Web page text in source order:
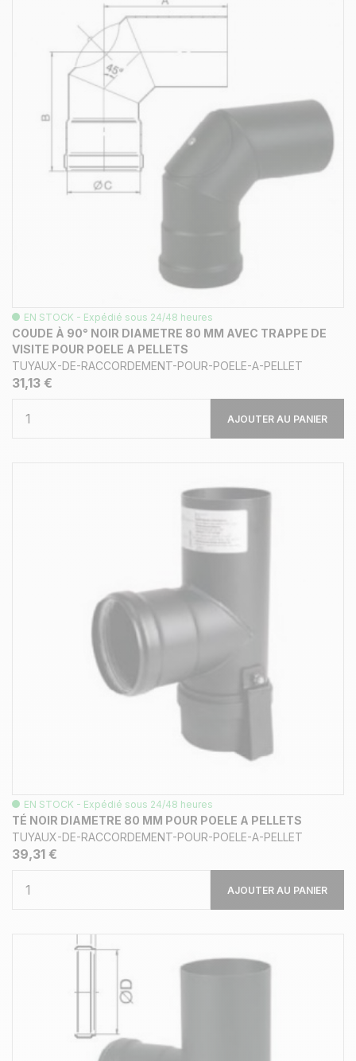
EN STOCK - Expédié sous 24/48 heures
COUDE À 90° NOIR DIAMETRE 80 MM AVEC TRAPPE DE
VISITE POUR POELE A PELLETS
TUYAUX-DE-RACCORDEMENT-POUR-POELE-A-PELLET
31,13 €
AJOUTER AU PANIER
EN STOCK - Expédié sous 24/48 heures
TÉ NOIR DIAMETRE 80 MM POUR POELE A PELLETS
TUYAUX-DE-RACCORDEMENT-POUR-POELE-A-PELLET
39,31 €
AJOUTER AU PANIER